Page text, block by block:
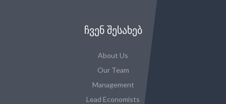
ᲩᲕᲔᲜ ᲨᲔᲡᲐᲮᲔᲑ
About Us
Our Team
Management
Lead Economists